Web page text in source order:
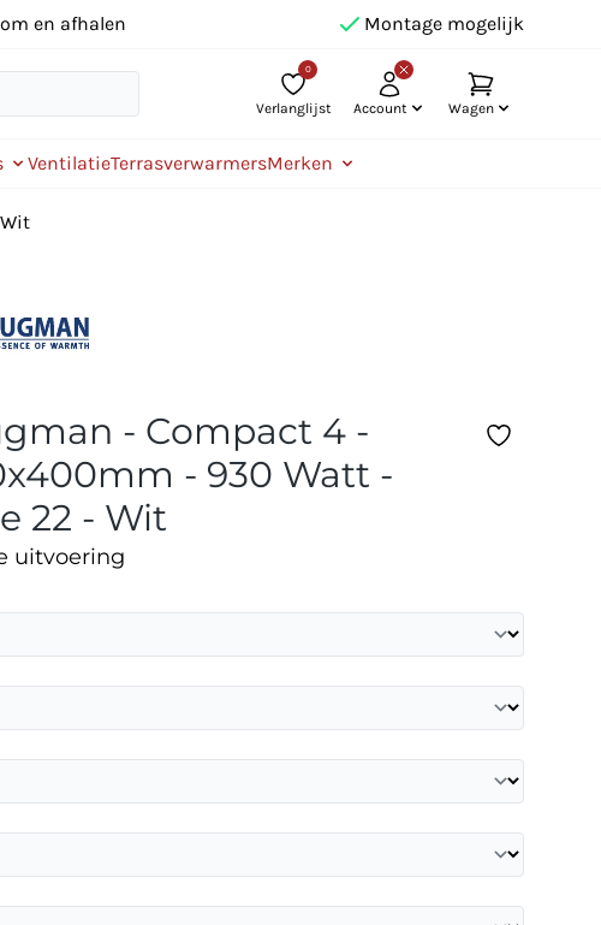
en afhalen Montage mogelijk
0
Verlanglijst Account Wagen
VentilatieTerrasverwarmersMerken
- Compact 4 -
- 930 Watt -
22 - Wit
uitvoering